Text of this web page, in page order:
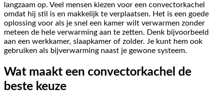
langzaam op. Veel mensen kiezen voor een convectorkachel
omdat hij stil is en makkelijk te verplaatsen. Het is een goede
oplossing voor als je snel een kamer wilt verwarmen zonder
meteen de hele verwarming aan te zetten. Denk bijvoorbeeld
aan een werkkamer, slaapkamer of zolder. Je kunt hem ook
gebruiken als bijverwarming naast je gewone systeem.
Wat maakt een convectorkachel de
beste keuze